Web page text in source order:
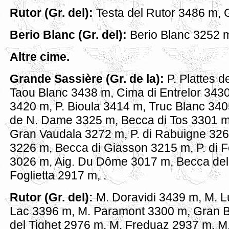
Rutor (Gr. del):Testa del Rutor 3486 m,
Berio Blanc (Gr. del): Berio Blanc 3252
Altre cime.
Grande Sassière (Gr. de la): P. Plattes
Taou Blanc 3438 m, Cima di Entrelor
3420 m, P. Bioula 3414 m, Truc Blanc
de N. Dame 3325 m, Becca di Tos 3301
Gran Vaudala 3272 m, P. di Rabuigne
3226 m, Becca di Giasson 3215 m, P. di
3026 m, Aig. Du Dôme 3017 m, Becca
Foglietta 2917 m, .
Rutor (Gr. del):M. Doravidi 3439 m, M.
Lac 3396 m, M. Paramont 3300 m, Gran
del Tighet 2976 m, M. Freduaz 2937 m,